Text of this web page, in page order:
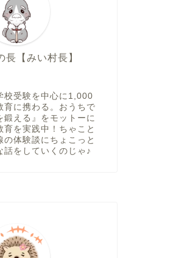
長【みい村長】
校受験を中心に1,000
育に携わる。おうちで
鍛える』をモットーに
育を実践中！ちゃこと
の体験談にちょこっと
話をしていくのじゃ♪